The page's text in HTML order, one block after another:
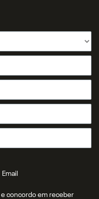
Email
e concordo em receber